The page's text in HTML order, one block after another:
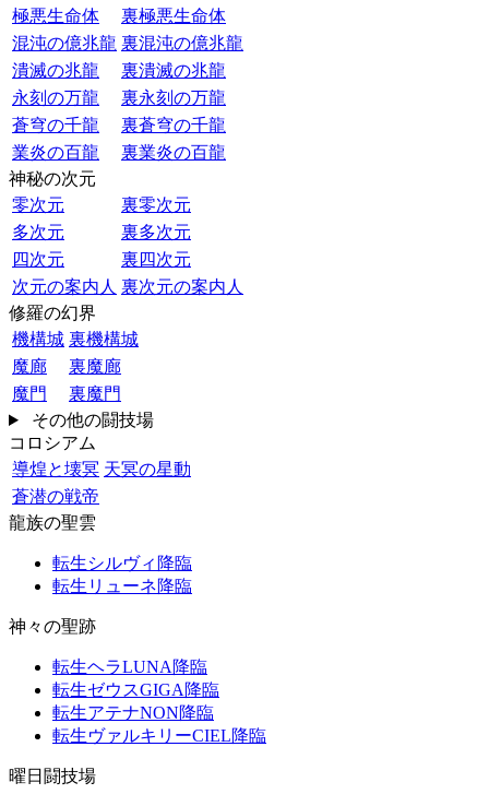
極悪生命体
裏極悪生命体
混沌の億兆龍 裏混沌の億兆龍
潰滅の兆龍
裏潰滅の兆龍
永刻の万龍
裏永刻の万龍
蒼穹の千龍
裏蒼穹の千龍
業炎の百龍
裏業炎の百龍
神秘の次元
零次元
裏零次元
多次元
裏多次元
四次元
裏四次元
次元の案内人 裏次元の案内人
修羅の幻界
機構城 裏機構城
魔廊
裏魔廊
魔門
裏魔門
その他の闘技場
コロシアム
導煌と壊冥 天冥の星動
蒼潜の戦帝
龍族の聖雲
転生シルヴィ降臨
転生リューネ降臨
神々の聖跡
転生ヘラLUNA降臨
転生ゼウスGIGA降臨
転生アテナNON降臨
転生ヴァルキリーCIEL降臨
曜日闘技場